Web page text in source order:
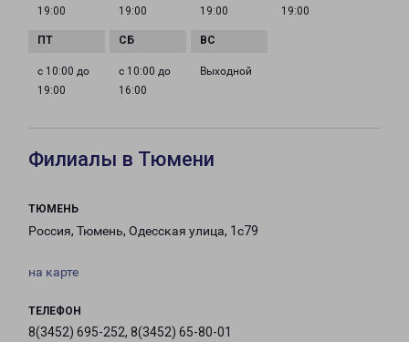
19:00
19:00
19:00
19:00
с 10:00 до
19:00
с 10:00 до
16:00
Выходной
Филиалы в Тюмени
ТЮМЕНЬ
Россия, Тюмень, Одесская улица, 1с79
на карте
ТЕЛЕФОН
8(3452) 695-252, 8(3452) 65-80-01